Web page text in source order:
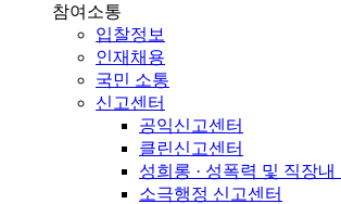
참여소통
입찰정보
인재채용
국민 소통
신고센터
공익신고센터
클린신고센터
성희롱 · 성폭력 및 직장
소극행정 신고센터